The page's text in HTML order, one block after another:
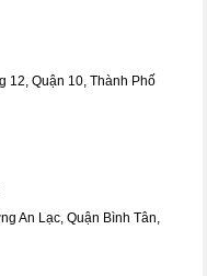
12, Quận 10, Thành Phố
An Lạc, Quận Bình Tân,